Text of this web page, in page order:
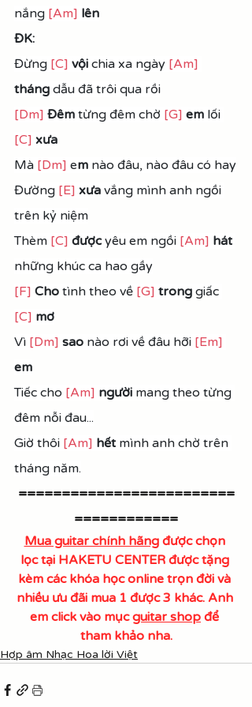
nắng [Am] lên
ĐK:
Đừng [C] vội chia xa ngày [Am]
tháng dẫu đã trôi qua rồi
[Dm] Đêm từng đêm chờ [G] em lối
[C] xưa
Mà [Dm] em nào đâu, nào đâu có hay
Đường [E] xưa vắng mình anh ngồi
trên kỷ niệm
Thèm [C] được yêu em ngồi [Am] hát
những khúc ca hao gầy
[F] Cho tình theo về [G] trong giấc
[C] mơ
Vì [Dm] sao nào rơi về đâu hỡi [Em]
em
Tiếc cho [Am] người mang theo từng
đêm nỗi đau...
Giờ thôi [Am] hết mình anh chờ trên
tháng năm.
=========================
============
Mua guitar chính hãng được chọn
lọc tại HAKETU CENTER được tặng
kèm các khóa học online trọn đời và
nhiều ưu đãi mua 1 được 3 khác. Anh
em click vào mục guitar shop để
tham khảo nha.
Hợp âm Nhạc Hoa lời Việt